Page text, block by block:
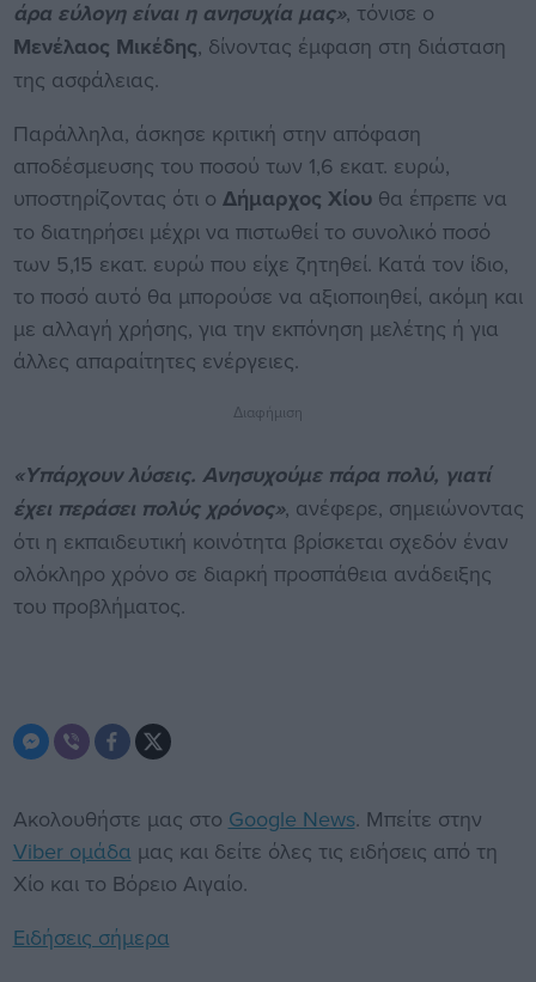
άρα εύλογη είναι η ανησυχία μας», τόνισε ο
Μενέλαος Μικέδης, δίνοντας έμφαση στη διάσταση
της ασφάλειας.
Παράλληλα, άσκησε κριτική στην απόφαση
αποδέσμευσης του ποσού των 1,6 εκατ. ευρώ,
υποστηρίζοντας ότι ο Δήμαρχος Χίουθα έπρεπε να
το διατηρήσει μέχρι να πιστωθεί το συνολικό ποσό
των 5,15 εκατ. ευρώ που είχε ζητηθεί. Κατά τον ίδιο,
το ποσό αυτό θα μπορούσε να αξιοποιηθεί, ακόμη και
με αλλαγή χρήσης, για την εκπόνηση μελέτης ή για
άλλες απαραίτητες ενέργειες.
Διαφήμιση
«Υπάρχουν λύσεις. Ανησυχούμε πάρα πολύ, γιατί
έχει περάσει πολύς χρόνος», ανέφερε, σημειώνοντας
ότι η εκπαιδευτική κοινότητα βρίσκεται σχεδόν έναν
ολόκληρο χρόνο σε διαρκή προσπάθεια ανάδειξης
του προβλήματος.
Ακολουθήστε μας στο Google News. Μπείτε στην
Viber ομάδα μας και δείτε όλες τις ειδήσεις από τη
Χίο και το Βόρειο Αιγαίο.
Ειδήσεις σήμερα